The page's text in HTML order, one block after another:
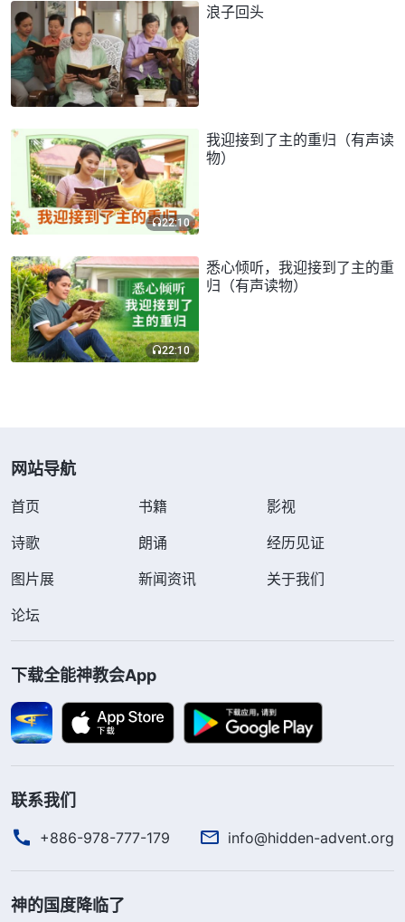
浪子回头
22:10
我迎接到了主的重归（有声读
物）
22:10
悉心倾听，我迎接到了主的重
归（有声读物）
网站导航
首页 书籍
影视
诗歌
朗诵
经历见证
图片展
新闻资讯
关于我们
论坛
下载全能神教会App
联系我们
+886-978-777-179 info@hidden-advent.org
神的国度降临了